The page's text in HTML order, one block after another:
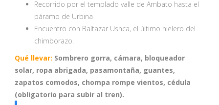
Recorrido por el templado valle de Ambato hasta el
páramo de Urbina
Encuentro con Baltazar Ushca, el último hielero del
chimborazo.
Qué llevar: Sombrero gorra, cámara, bloqueador
solar, ropa abrigada, pasamontaña, guantes,
zapatos comodos, chompa rompe vientos, cédula
(obligatorio para subir al tren).